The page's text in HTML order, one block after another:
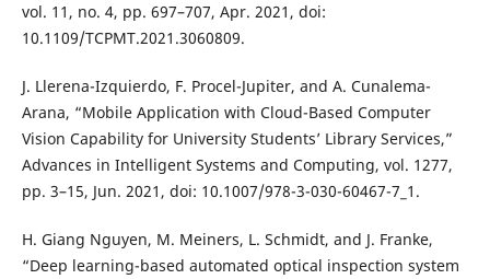
vol. 11, no. 4, pp. 697–707, Apr. 2021, doi:
10.1109/TCPMT.2021.3060809.
J. Llerena-Izquierdo, F. Procel-Jupiter, and A. Cunalema-
Arana, “Mobile Application with Cloud-Based Computer
Vision Capability for University Students’ Library Services,”
Advances in Intelligent Systems and Computing, vol. 1277,
pp. 3–15, Jun. 2021, doi: 10.1007/978-3-030-60467-7_1.
H. Giang Nguyen, M. Meiners, L. Schmidt, and J. Franke,
“Deep learning-based automated optical inspection system